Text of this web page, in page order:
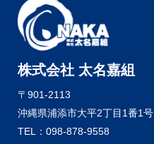
株式会社 太名嘉組
〒901-2113
沖縄県浦添市大平2丁目1番1号
TEL：098-878-9558